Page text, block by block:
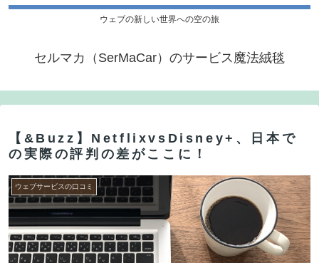
ウェブの新しい世界への空の旅
セルマカ（SerMaCar）のサービス魔法絨毯
【&Buzz】NetflixvsDisney+、日本で
の実際の評判の差がここに！
ウェブサービスの口コミ